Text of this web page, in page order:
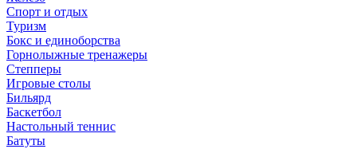
Спорт и отдых
Туризм
Бокс и единоборства
Горнолыжные тренажеры
Степперы
Игровые столы
Бильярд
Баскетбол
Настольный теннис
Батуты